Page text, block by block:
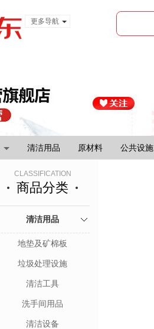
更多导航
清洁用品 原材料 公共设施
CLASSIFICATION
商品分类
清洁用品
地垫及矿棉板
垃圾处理设施
清洁工具
洗手间用品
清洁设备